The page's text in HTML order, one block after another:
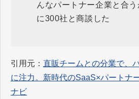
んなパートナー企業と合
に300社と商談した
引用元： 直販チームとの分業で、
に注力。新時代のSaaS×パートナ
ナビ